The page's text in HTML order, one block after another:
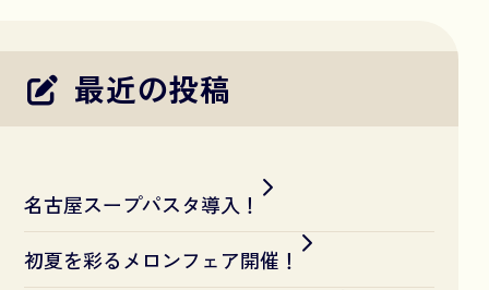
最近の投稿
名古屋スープパスタ導入！
初夏を彩るメロンフェア開催！